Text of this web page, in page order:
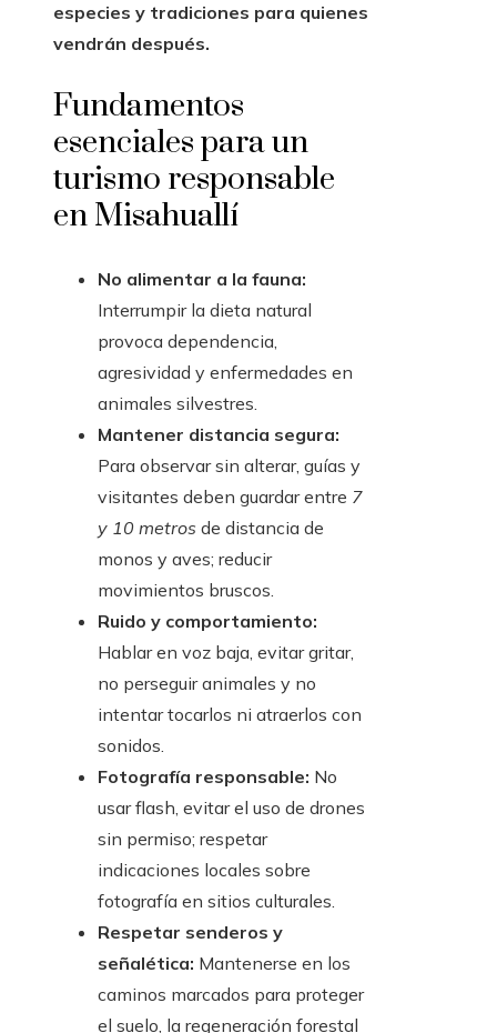
especies y tradiciones para quienes
vendrán después.
Fundamentos
esenciales para un
turismo responsable
en Misahuallí
No alimentar a la fauna:
Interrumpir la dieta natural
provoca dependencia,
agresividad y enfermedades en
animales silvestres.
Mantener distancia segura:
Para observar sin alterar, guías y
visitantes deben guardar entre 7
y 10 metros de distancia de
monos y aves; reducir
movimientos bruscos.
Ruido y comportamiento:
Hablar en voz baja, evitar gritar,
no perseguir animales y no
intentar tocarlos ni atraerlos con
sonidos.
Fotografía responsable: No
usar flash, evitar el uso de drones
sin permiso; respetar
indicaciones locales sobre
fotografía en sitios culturales.
Respetar senderos y
señalética: Mantenerse en los
caminos marcados para proteger
el suelo, la regeneración forestal